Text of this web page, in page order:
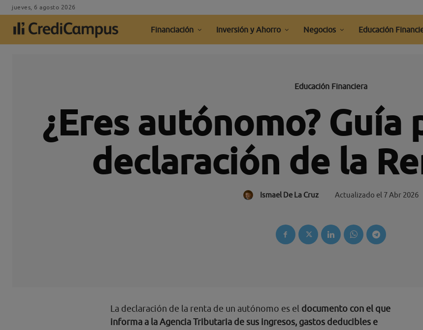
jueves, 6 agosto 2026
Financiación Inversión y Ahorro Negocios Educación
Educación Financiera
¿Eres autónomo? Guía
declaración de la
Ismael De La Cruz Actualizado el 7 Abr 2026
La declaración de la renta de un autónomo es el documento con el que
informa a la Agencia Tributaria de sus ingresos, gastos deducibles e